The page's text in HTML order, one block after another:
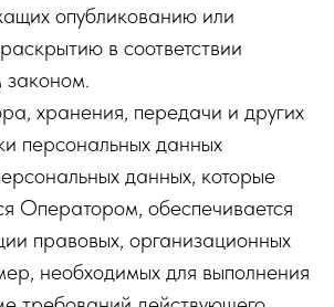
опубликованию или
в соответствии
хранения, передачи и других
персональных данных
данных, которые
Оператором, обеспечивается
правовых, организационных
необходимых для выполнения